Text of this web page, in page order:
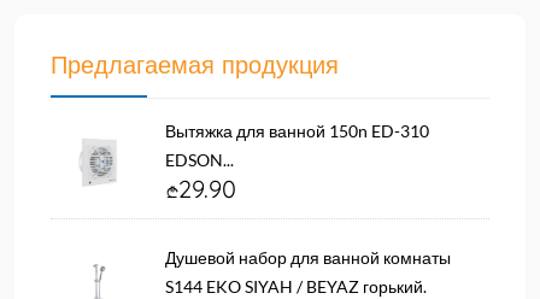
Предлагаемая продукция
Вытяжка для ванной 150n ED-310
EDSON...
29.90
Душевой набор для ванной комнаты
S144 EKO SIYAH / BEYAZ горький.